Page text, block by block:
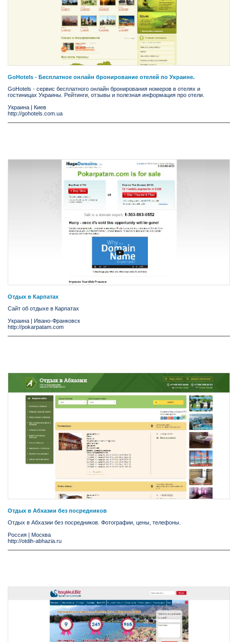
GoHotels - Бесплатное онлайн бронирование отелей по Украине.
GoHotels - сервис бесплатного онлайн бронирования номеров в отелях и
гостиницах Украины. Рейтинги, отзывы и полезная информация про отели.
Украина | Киев
http://gohotels.com.ua
Отдых в Карпатах
Сайт об отдыхе в Карпатах
Украина
Ивано-Франковск
http://pokarpatam.com
Отдых в Абхазии без посредников
Отдых в Абхазии без посредников. Фотографии, цены, телефоны.
Россия
Москва
http://otdih-abhazia.ru